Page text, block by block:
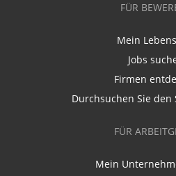
FÜR
Mein
Jobs
Firmen
Durchsuchen Sie den
FÜR
Mein